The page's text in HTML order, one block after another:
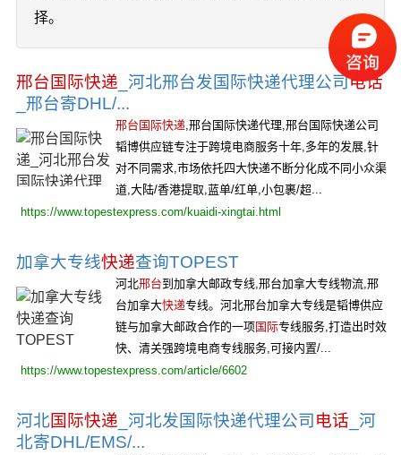
择。
邢台国际快递 _河北邢台发国际快递代理公司电话
_邢台寄DHL/...
邢台国际快递,邢台国际快递代理,邢台国际快递公司
韬博供应链专注于跨境电商服务十年,多年的发展,针
对不同需求,市场依托四大快递不断分化成不同小众渠
道,大陆/香港提取,蓝单/红单,小包裹/超...
https://www.topestexpress.com/kuaidi-xingtai.html
加拿大专线快递查询TOPEST
河北邢台到加拿大邮政专线,邢台加拿大专线物流,邢
台加拿大快递专线。河北邢台加拿大专线是韬博供应
链与加拿大邮政合作的一项国际专线服务,打造出时效
快、清关强跨境电商专线服务,可接内置/...
https://www.topestexpress.com/article/6602
河北国际快递 _河北发国际快递代理公司 电话 _河
北寄DHL/EMS/...